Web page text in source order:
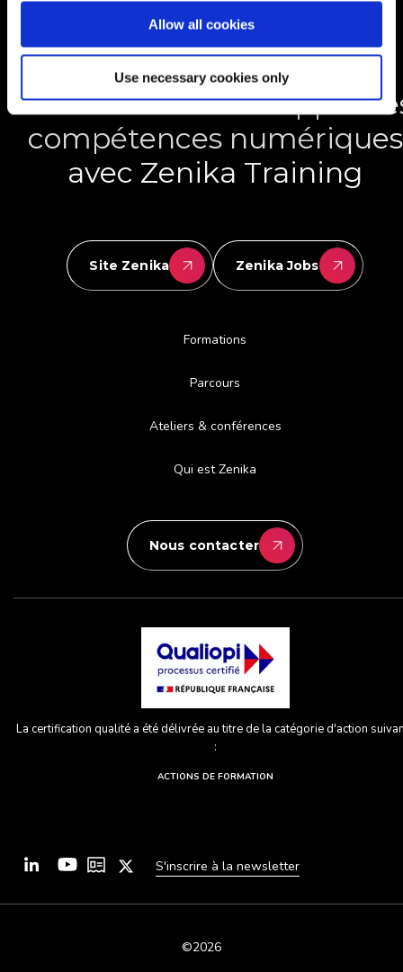
Allow all cookies
Use necessary cookies only
Se former et développer
compétences numériques
avec Zenika Training
Site Zenika Zenika Jobs
Formations
Parcours
Ateliers & conférences
Qui est Zenika
Nous contacter
La certification qualité a été délivrée au titre de la catégorie d'action
:
ACTIONS DE FORMATION
S'inscrire à la newsletter
©2026